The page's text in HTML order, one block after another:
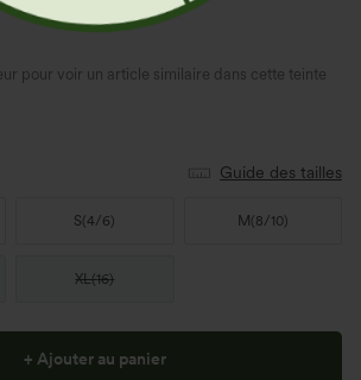
pour voir un article similaire dans cette teinte
Guide des tailles
S(4/6) M (8/10)
XL(16)
+ Ajouter au panier